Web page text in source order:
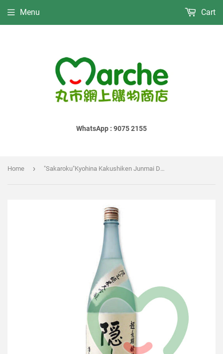
WhatsApp : 9075 2155
Menu Cart
Home › "Sakaroku"Kyohina Kakushiken Junmai Daiginjo｜"酒六"隱劍 純米大吟釀｜"酒六"京ひな 隠剣 純米大吟醸｜1800ml